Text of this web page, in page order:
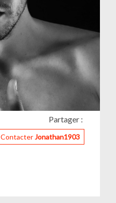
Partager :
ContacterJonathan1903